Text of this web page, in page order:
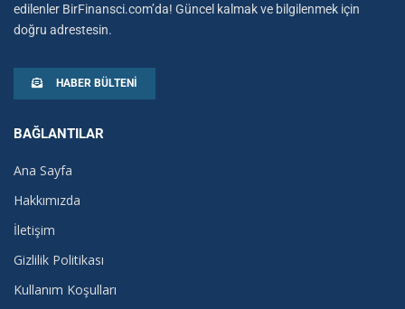
edilenler BirFinansci.com’da! Güncel kalmak ve bilgilenmek için
doğru adrestesin.
HABER BÜLTENI
BAĞLANTILAR
Ana Sayfa
Hakkımızda
İletişim
Gizlilik Politikası
Kullanım Koşulları